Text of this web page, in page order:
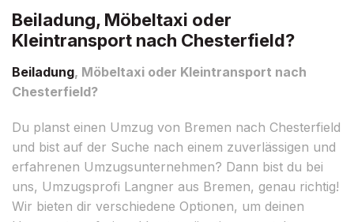
Beiladung, Möbeltaxi oder
Kleintransport nach Chesterfield?
Beiladung, Möbeltaxi oder Kleintransport nach
Chesterfield?
Du planst einen Umzug von Bremen nach Chesterfield
und bist auf der Suche nach einem zuverlässigen und
erfahrenen Umzugsunternehmen? Dann bist du bei
uns, Umzugsprofi Langner aus Bremen, genau richtig!
Wir bieten dir verschiedene Optionen, um deinen